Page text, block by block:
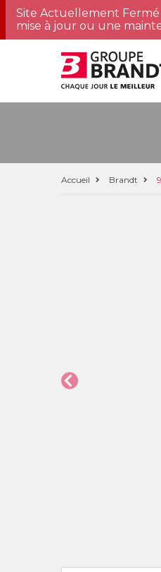
Site Actuellement
mise à jour ou une
Accueil Brandt